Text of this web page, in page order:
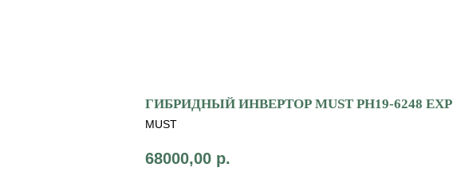
ГИБРИДНЫЙ ИНВЕРТОР MUST PH19-6248 EXP
MUST
68000,00 р.